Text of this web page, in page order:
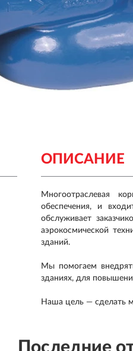
ОПИСАНИЕ
Многоотраслевая
обеспечения, и
обслуживает
аэрокосмической
зданий.
Мы помогаем
зданиях, для
Наша цель — сделать
Последние